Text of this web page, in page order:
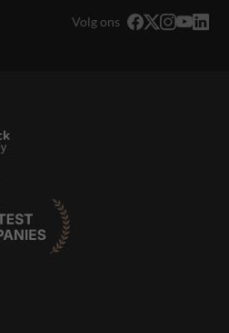
Volg ons